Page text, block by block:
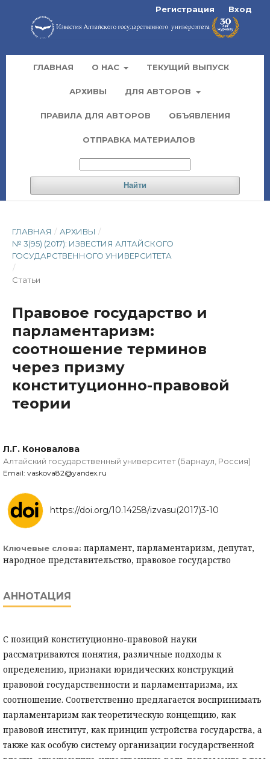
ГЛАВНАЯ О НАС ТЕКУЩИЙ ВЫПУСК
АРХИВЫ ДЛЯ АВТОРОВ
ПРАВИЛА ДЛЯ АВТОРОВ ОБЪЯВЛЕНИЯ
ОТПРАВКА МАТЕРИАЛОВ
Найти
Регистрация Вход
ГЛАВНАЯ / АРХИВЫ /
№ 3(95) (2017): ИЗВЕСТИЯ АЛТАЙСКОГО
ГОСУДАРСТВЕННОГО УНИВЕРСИТЕТА
/
Статьи
Правовое государство и
парламентаризм:
соотношение терминов
через призму
конституционно-правовой
теории
Л.Г. Коновалова
Алтайский государственный университет (Барнаул, Россия)
Email: vaskova82@yandex.ru
https://doi.org/10.14258/izvasu(2017)3-10
Ключевые слова: парламент, парламентаризм, депутат,
народное представительство, правовое государство
АННОТАЦИЯ
С позиций конституционно-правовой науки
рассматриваются понятия, различные подходы к
определению, признаки юридических конструкций
правовой государственности и парламентаризма, их
соотношение. Соответственно предлагается воспринимать
парламентаризм как теоретическую концепцию, как
правовой институт, как принцип устройства государства, а
также как особую систему организации государственной